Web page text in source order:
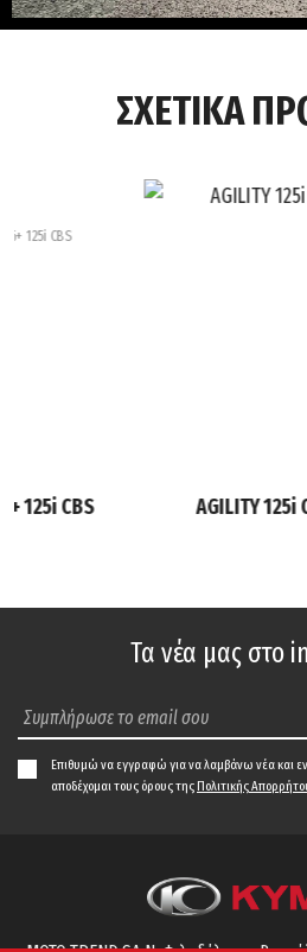
ΣΧΕΤΙΚΑ
125i CBS AGILITY 125i
Τα νέα μας στο
Επιθυμώ να εγγραφώ για να λαμβάνω νέα και
αποδέχομαι τους όρους τηςΠολιτικής